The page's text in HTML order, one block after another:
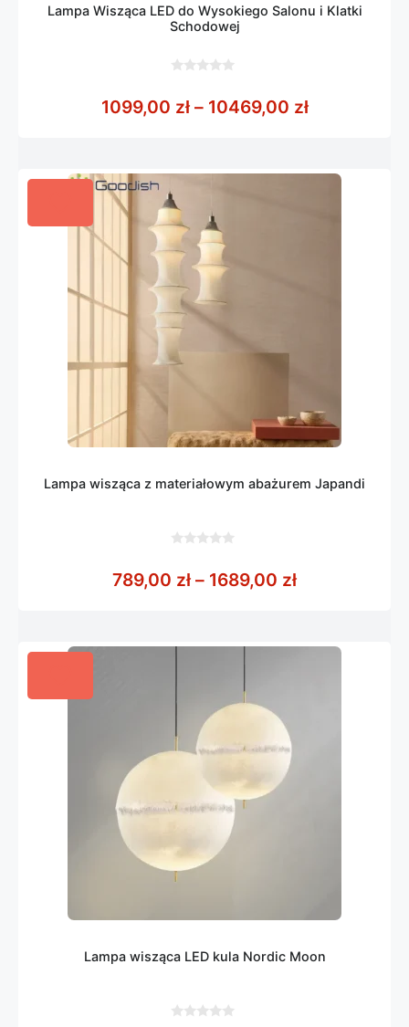
Lampa Wisząca LED do Wysokiego Salonu i Klatki
Schodowej
5
1099,00 zł – 10469,00 złZakres
Lampa wisząca z materiałowym abażurem Japandi
5
789,00 zł – 1689,00 złZakres cen:
Lampa wisząca LED kula Nordic Moon